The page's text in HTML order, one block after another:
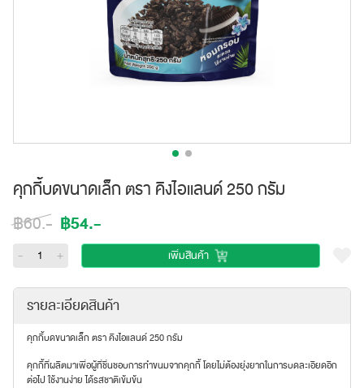
คุกกี้บดขนาดเล็ก ตรา คิงไอแลนด์ 250 กรัม
฿60.- ฿54.-
- + เพิ่มสินค้า
รายละเอียดสินค้า
คุกกี้บดขนาดเล็ก ตรา คิงไอแลนด์ 250 กรัม
คุกกี้ที่ผลิตมาเพื่อผู้ที่ชื่นชอบการทำขนมจากคุกกี้ โดยไม่ต้องยุ่งยากในการบดละเอียดอีก
ต่อไป ใช้งานง่าย ได้รสชาติเข้มข้น